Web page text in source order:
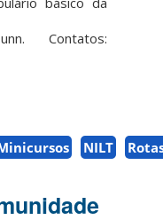
Contatos:
NILT